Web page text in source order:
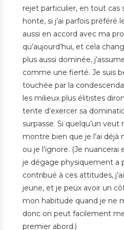
rejet particulier, en tout cas
honte, si j’ai parfois préféré
aussi en accord avec ma
qu’aujourd’hui, et cela
plus aussi dominée,
comme une fierté. Je suis
touchée par la
les milieux plus élitistes
tente d’exercer sa
surpasse. Si quelqu’un veut
montre bien que je l’ai déjà
ou je l’ignore. (Je
je dégage physiquement a
contribué à ces attitudes,
jeune, et je peux avoir un
mon habitude quand je ne
donc on peut facilement
premier abord.)